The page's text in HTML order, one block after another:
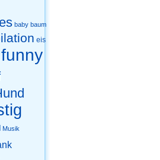
baby baum
eis
funny
Musik